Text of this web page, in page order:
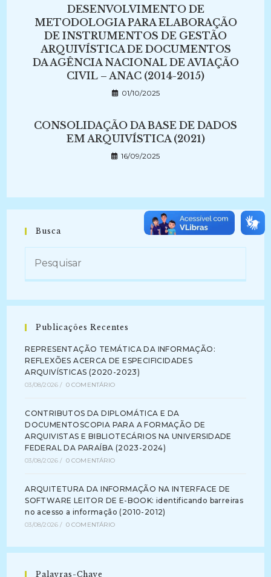
DESENVOLVIMENTO DE
METODOLOGIA PARA ELABORAÇÃO
DE INSTRUMENTOS DE GESTÃO
ARQUIVÍSTICA DE DOCUMENTOS
DA AGÊNCIA NACIONAL DE AVIAÇÃO
CIVIL – ANAC (2014-2015)
01/10/2025
CONSOLIDAÇÃO DA BASE DE DADOS
EM ARQUIVÍSTICA (2021)
16/09/2025
Busca
Publicações Recentes
REPRESENTAÇÃO TEMÁTICA DA INFORMAÇÃO:
REFLEXÕES ACERCA DE ESPECIFICIDADES
ARQUIVÍSTICAS (2020-2023)
03/08/2026 / 0 COMENTÁRIO
CONTRIBUTOS DA DIPLOMÁTICA E DA
DOCUMENTOSCOPIA PARA A FORMAÇÃO DE
ARQUIVISTAS E BIBLIOTECÁRIOS NA UNIVERSIDADE
FEDERAL DA PARAÍBA (2023-2024)
03/08/2026 / 0 COMENTÁRIO
ARQUITETURA DA INFORMAÇÃO NA INTERFACE DE
SOFTWARE LEITOR DE E-BOOK: identificando barreiras
no acesso a informação (2010-2012)
03/08/2026 / 0 COMENTÁRIO
Palavras-Chave